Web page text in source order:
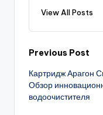
View All Posts
Post
Previous Post
Картридж Арагон
Обзор
водоочистителя